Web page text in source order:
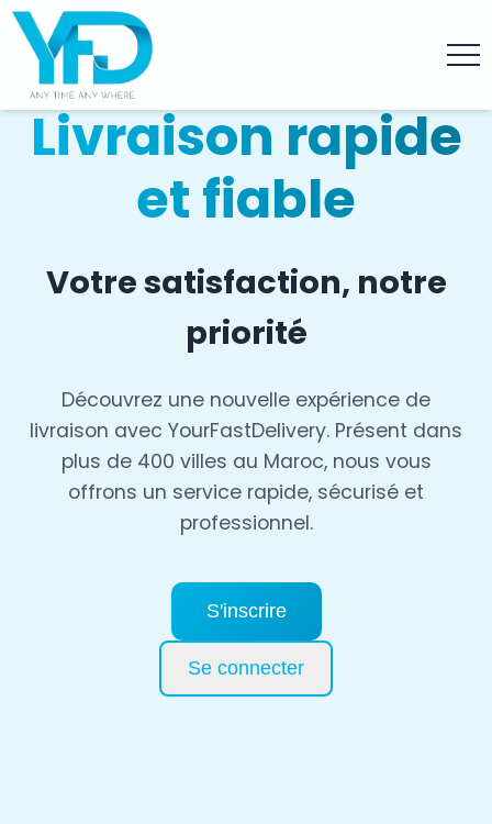
Livraison rapide
et fiable
Votre satisfaction, notre
priorité
Découvrez une nouvelle expérience de
livraison avec YourFastDelivery. Présent dans
plus de 400 villes au Maroc, nous vous
offrons un service rapide, sécurisé et
professionnel.
S'inscrire
Se connecter